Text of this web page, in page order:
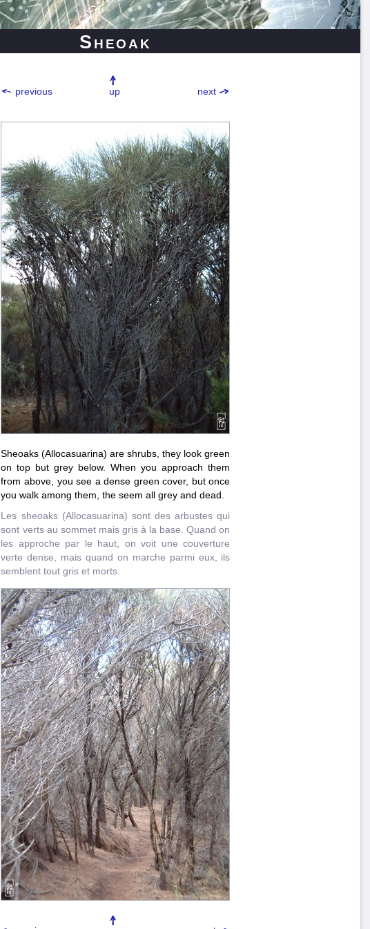
Sheoak
previous next
up
Sheoaks (Allocasuarina) are shrubs, they look green
on top but grey below. When you approach them
from above, you see a dense green cover, but once
you walk among them, the seem all grey and dead.
Les sheoaks(Allocasuarina) sont des arbustes qui
sont verts au sommet mais gris à la base. Quand on
les approche par le haut, on voit une couverture
verte dense, mais quand on marche parmi eux, ils
semblent tout gris et morts.